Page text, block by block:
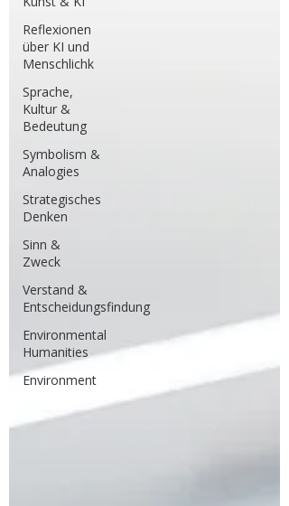
Reflexionen
über KI und
Menschlichk
Sprache,
Kultur &
Bedeutung
Symbolism &
Analogies
Strategisches
Denken
Sinn &
Zweck
Verstand &
Entscheidungsfindung
Environmental
Humanities
Environment